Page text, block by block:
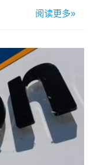
18天提取，晚一
期稳定，仓位充
阅读更多»